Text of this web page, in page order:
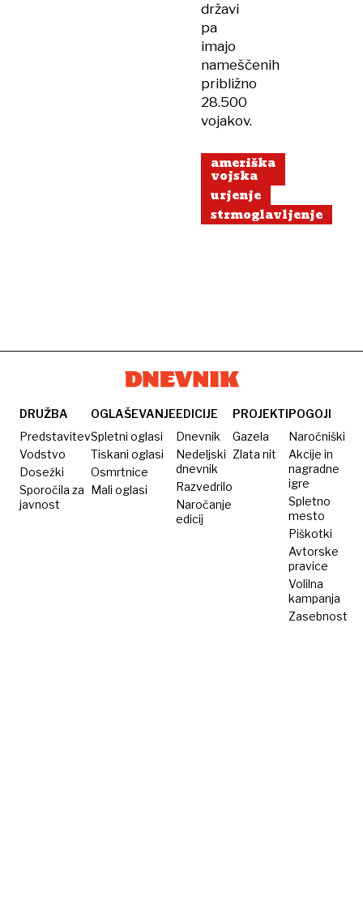
državi
pa
imajo
nameščenih
približno
28.500
vojakov.
ameriška
vojska
urjenje
strmoglavljenje
DRUŽBA
Predstavitev
Vodstvo
Dosežki
Sporočila za
javnost
OGLAŠEVANJE
Spletni oglasi
Tiskani oglasi
Osmrtnice
Mali oglasi
EDICIJE
Dnevnik
Nedeljski
dnevnik
Razvedrilo
Naročanje
edicij
PROJEKTI
Gazela
Zlata nit
POGOJI
Naročniški
Akcije in
nagradne
igre
Spletno
mesto
Piškotki
Avtorske
pravice
Volilna
kampanja
Zasebnost